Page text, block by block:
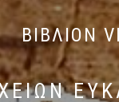
ΒΙΒΛΙΟΝ